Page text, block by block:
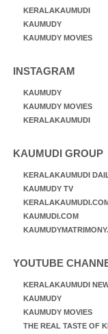
KERALAKAUMUDI
KAUMUDY
KAUMUDY MOVIES
INSTAGRAM
KAUMUDY
KAUMUDY MOVIES
KERALAKAUMUDI
KAUMUDI GROUP
KERALAKAUMUDI
KAUMUDY TV
KAUMUDI.COM
YOUTUBE
KERALAKAUMUDI
KAUMUDY
KAUMUDY MOVIES
THE REAL TASTE OF